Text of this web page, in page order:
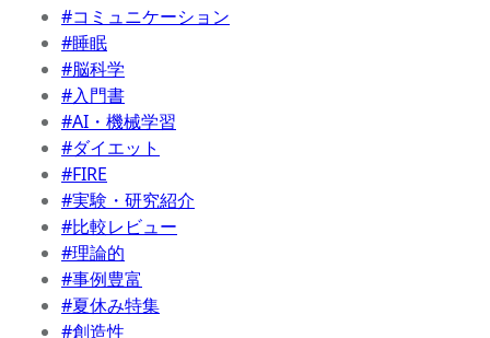
#コミュニケーション
#睡眠
#脳科学
#入門書
#AI・機械学習
#ダイエット
#FIRE
#実験・研究紹介
#比較レビュー
#理論的
#事例豊富
#夏休み特集
#創造性